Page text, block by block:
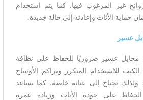
غير المرغوب فيها. كما يتم استخدام
حماية الأثاث وإعادته إلى حالة جديدة.
عسير
محايل عسير ضروريًا للحفاظ على نظافة
للاستخدام المتكرر وتراكم الأوساخ
ولذلك يحتاج إلى عناية خاصة. كما يساعد
على جودة الأثاث وزيادة عمره